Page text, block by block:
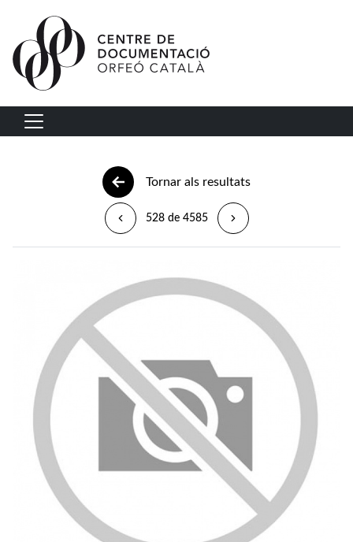
Vés al contingut
Navegació principal
Tornar als resultats
528 de 4585